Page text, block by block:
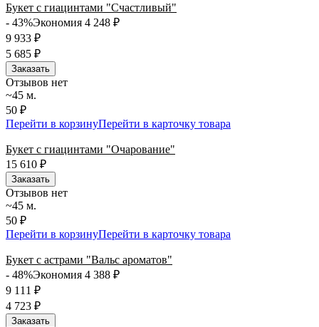
Букет с гиацинтами "Счастливый"
- 43%Экономия 4 248 ₽
9 933 ₽
5 685 ₽
Заказать
Отзывов нет
~45 м.
50 ₽
Перейти в корзинуПерейти в карточку товара
Букет с гиацинтами "Очарование"
15 610 ₽
Заказать
Отзывов нет
~45 м.
50 ₽
Перейти в корзинуПерейти в карточку товара
Букет с астрами "Вальс ароматов"
- 48%Экономия 4 388 ₽
9 111 ₽
4 723 ₽
Заказать